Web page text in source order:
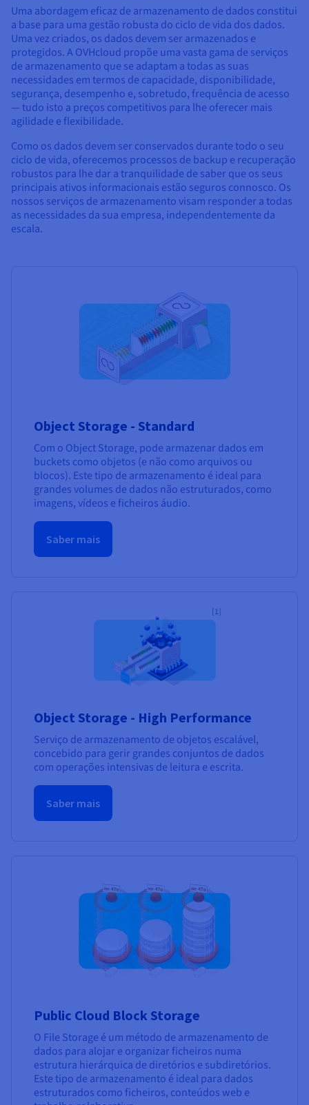
Uma abordagem eficaz de armazenamento de dados constitui
a base para uma gestão robusta do ciclo de vida dos dados.
Uma vez criados, os dados devem ser armazenados e
protegidos. A OVHcloud propõe uma vasta gama de serviços
de armazenamento que se adaptam a todas as suas
necessidades em termos de capacidade, disponibilidade,
segurança, desempenho e, sobretudo, frequência de acesso
— tudo isto a preços competitivos para lhe oferecer mais
agilidade e flexibilidade.
Como os dados devem ser conservados durante todo o seu
ciclo de vida, oferecemos processos de backup e recuperação
robustos para lhe dar a tranquilidade de saber que os seus
principais ativos informacionais estão seguros connosco. Os
nossos serviços de armazenamento visam responder a todas
as necessidades da sua empresa, independentemente da
escala.
Object Storage - Standard
Com o Object Storage, pode armazenar dados em
buckets como objetos (e não como arquivos ou
blocos). Este tipo de armazenamento é ideal para
grandes volumes de dados não estruturados, como
imagens, vídeos e ficheiros áudio.
Saber mais
[1]
Object Storage - High Performance
Serviço de armazenamento de objetos escalável,
concebido para gerir grandes conjuntos de dados
com operações intensivas de leitura e escrita.
Saber mais
Public Cloud Block Storage
O File Storage é um método de armazenamento de
dados para alojar e organizar ficheiros numa
estrutura hierárquica de diretórios e subdiretórios.
Este tipo de armazenamento é ideal para dados
estruturados como ficheiros, conteúdos web e